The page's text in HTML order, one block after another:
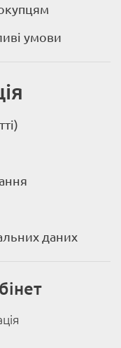
умови
даних